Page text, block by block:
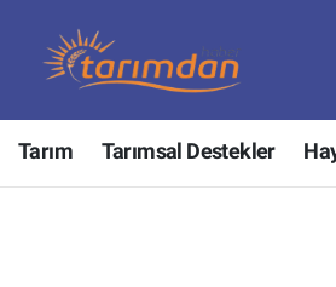
Tarım Tarımsal Destekler
Tarım
Hayvancılık
Nöbetçi Eczaneler
Hava Durumu